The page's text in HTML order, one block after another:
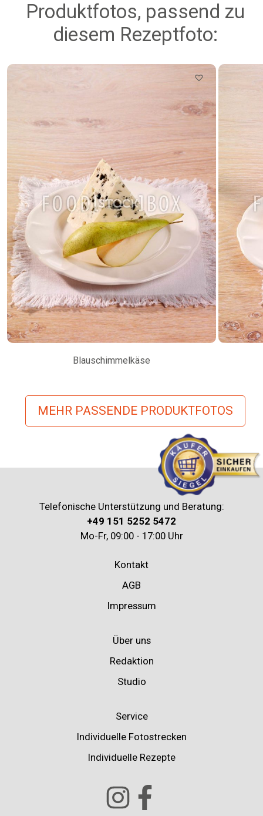
Produktfotos, passend zu
diesem Rezeptfoto:
Blauschimmelkäse
MEHR PASSENDE PRODUKTFOTOS
Telefonische Unterstützung und Beratung:
+49 151 5252 5472
Mo-Fr, 09:00 - 17:00 Uhr
Kontakt
AGB
Impressum
Über uns
Redaktion
Studio
Service
Individuelle Fotostrecken
Individuelle Rezepte